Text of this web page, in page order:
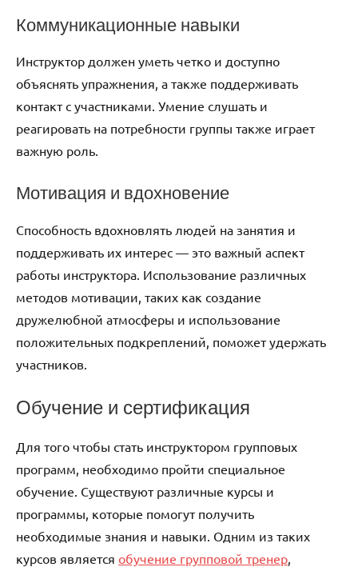
Коммуникационные навыки
Инструктор должен уметь четко и доступно
объяснять упражнения, а также поддерживать
контакт с участниками. Умение слушать и
реагировать на потребности группы также играет
важную роль.
Мотивация и вдохновение
Способность вдохновлять людей на занятия и
поддерживать их интерес — это важный аспект
работы инструктора. Использование различных
методов мотивации, таких как создание
дружелюбной атмосферы и использование
положительных подкреплений, поможет удержать
участников.
Обучение и сертификация
Для того чтобы стать инструктором групповых
программ, необходимо пройти специальное
обучение. Существуют различные курсы и
программы, которые помогут получить
необходимые знания и навыки. Одним из таких
курсов является обучение групповой тренер